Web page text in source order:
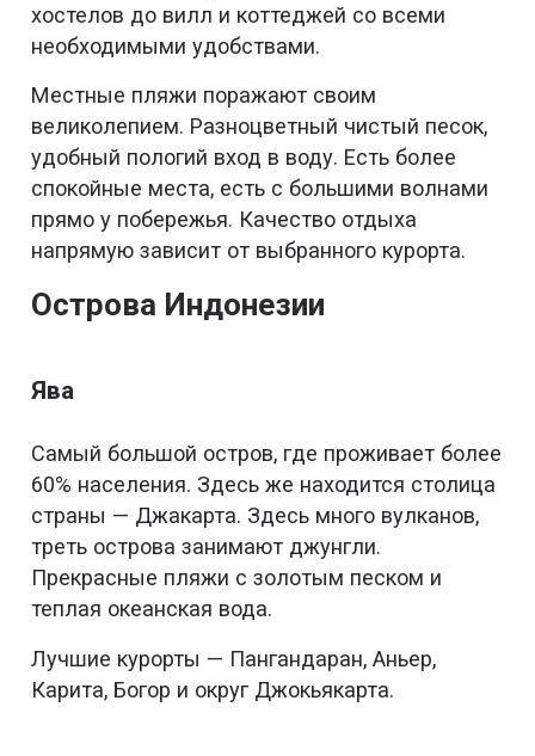
хостелов до вилл и коттеджей со всеми
необходимыми удобствами.
Местные пляжи поражают своим
великолепием. Разноцветный чистый песок,
удобный пологий вход в воду. Есть более
спокойные места, есть с большими волнами
прямо у побережья. Качество отдыха
напрямую зависит от выбранного курорта.
Острова Индонезии
Ява
Самый большой остров, где проживает более
60% населения. Здесь же находится столица
страны — Джакарта. Здесь много вулканов,
треть острова занимают джунгли.
Прекрасные пляжи с золотым песком и
теплая океанская вода.
Лучшие курорты — Пангандаран, Аньер,
Карита, Богор и округ Джокьякарта.